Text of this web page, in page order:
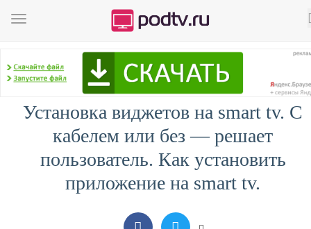
Установка виджетов на smart tv. С
кабелем или без — решает
пользователь. Как установить
приложение на smart tv.